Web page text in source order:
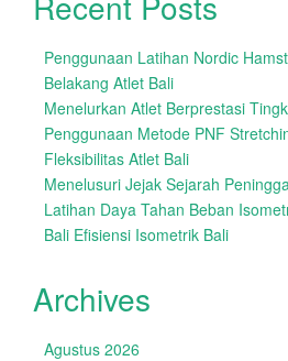
Penggunaan Latihan Nordic
Belakang Atlet Bali
Menelurkan Atlet Berprestasi
Penggunaan Metode PNF
Fleksibilitas Atlet Bali
Menelusuri Jejak Sejarah
Latihan Daya Tahan Beban
Bali Efisiensi Isometrik Bali
Archives
Agustus 2026